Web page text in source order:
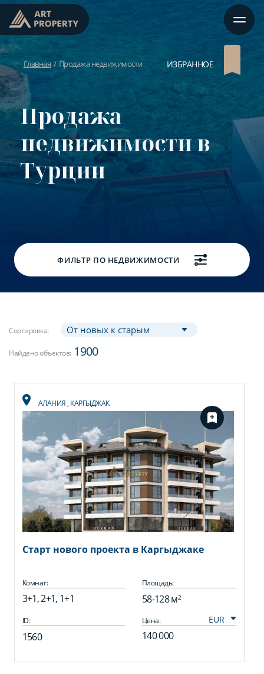
Главная Продажа недвижимости ИЗБРАННОЕ
Продажа
недвижимости в
Турции
ФИЛЬТР ПО НЕДВИЖИМОСТИ
Сортировка:
Найдено объектов: 1900
АЛАНИЯ, КАРГЫДЖАК
Старт нового проекта в Каргыджаке
Комнат:
3+1, 2+1, 1+1
Площадь:
58-128 м²
ID:
1560
Цена:
140 000